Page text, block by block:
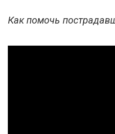
Как помочь